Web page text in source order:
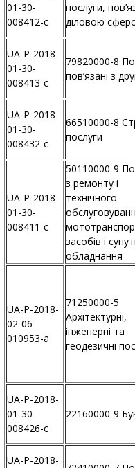
01-30-
008412-c
послуги,
діловою
UA-P-2018-
01-30-
008413-c
79820000-8
пов’язані з
UA-P-2018-
01-30-
008432-c
66510000-8
послуги
UA-P-2018-
01-30-
008411-c
50110000-9
з ремонту і
технічного
засобів і
обладнання
UA-P-2018-
02-06-
010953-a
71250000-5
Архітектурні,
інженерні та
геодезичні
UA-P-2018-
01-30-
008426-c
22160000-9
UA-P-2018-